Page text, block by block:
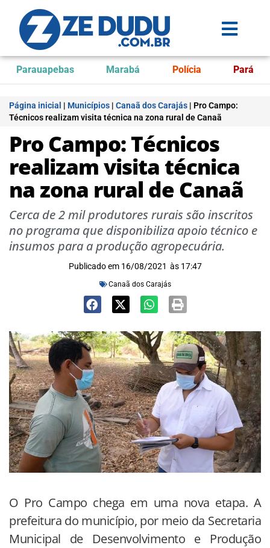
Parauapebas Marabá Polícia Pará
Página inicial | Municípios | Canaã dos Carajás | Pro Campo:
Técnicos realizam visita técnica na zona rural de Canaã
Pro Campo: Técnicos
realizam visita técnica
na zona rural de Canaã
Cerca de 2 mil produtores rurais são inscritos
no programa que disponibiliza apoio técnico e
insumos para a produção agropecuária.
Publicado em 16/08/2021 às 17:47
Canaã dos Carajás
O Pro Campo chega em uma nova etapa. A
prefeitura do município, por meio da Secretaria
Municipal de Desenvolvimento e Produção